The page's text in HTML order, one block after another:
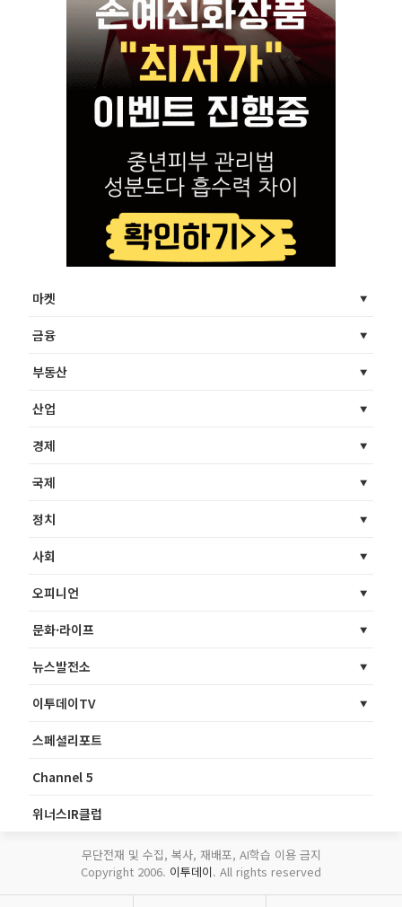
마켓
금융
부동산
산업
경제
국제
정치
사회
오피니언
문화·라이프
뉴스발전소
이투데이TV
스페셜리포트
Channel 5
위너스IR클럽
무단전재 및 수집, 복사, 재배포, AI학습 이용 금지
Copyright 2006. 이투데이. All rights reserved